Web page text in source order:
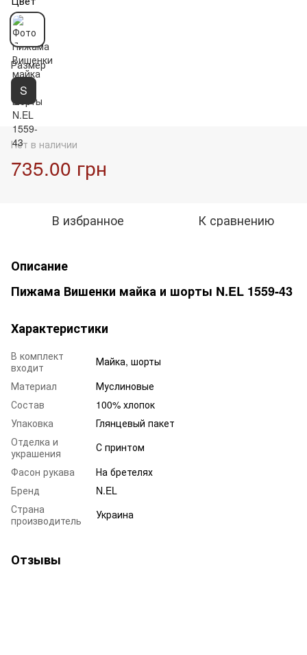
Размер
S
Нет в наличии
735.00 грн
В избранное К сравнению
Описание
Пижама Вишенки майка и шорты N.EL 1559-43
Характеристики
В комплект
входит
Майка, шорты
Материал
Муслиновые
Состав
100% хлопок
Упаковка
Глянцевый пакет
Отделка и
украшения
С принтом
Фасон рукава
На бретелях
Бренд
N.EL
Страна
производитель
Украина
Отзывы